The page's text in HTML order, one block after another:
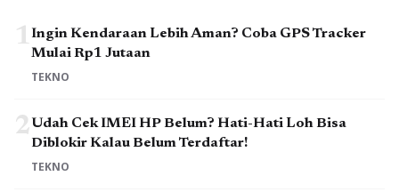
1Ingin Kendaraan Lebih Aman? Coba GPS Tracker
Mulai Rp1 Jutaan
TEKNO
2Udah Cek IMEI HP Belum? Hati-Hati Loh Bisa
Diblokir Kalau Belum Terdaftar!
TEKNO